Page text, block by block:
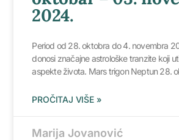
2024.
Period od 28. oktobra do 4. novembra
donosi značajne astrološke tranzite koji
aspekte života. Mars trigon Neptun 28.
PROČITAJ VIŠE »
Marija Jovanović